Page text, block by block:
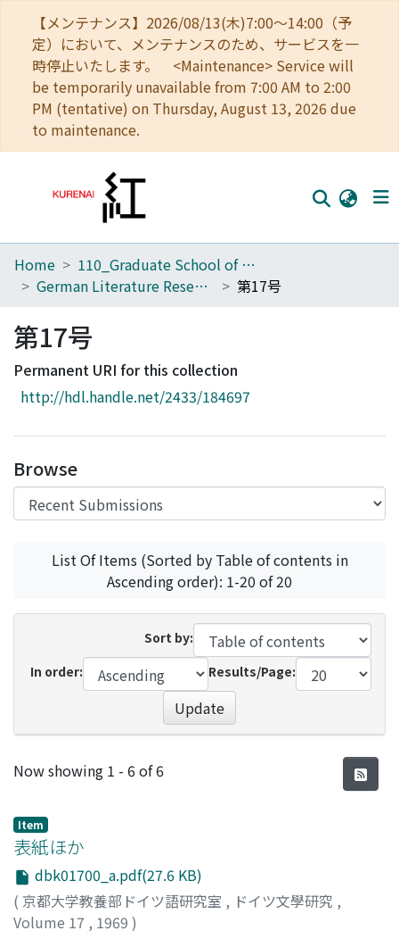
【メンテナンス】2026/08/13(木)7:00～14:00（予
定）において、メンテナンスのため、サービスを一
時停止いたします。 <Maintenance> Service will
be temporarily unavailable from 7:00 AM to 2:00
PM (tentative) on Thursday, August 13, 2026 due
to maintenance.
Home
Browse
Download Ranking
Access Statistics
Home
110_Graduate School of Human and Environmental Studies
German Literature Research
第17号
第17号
Permanent URI for this collection
http://hdl.handle.net/2433/184697
Browse
List Of Items (Sorted by Table of contents in
Ascending order): 1-20 of 20
Sort by:
In order:
Results/Page:
Update
Recent Submissions
Now showing 1 - 6 of 6
Item
表紙ほか
dbk01700_a.pdf(27.6 KB)
( 京都大学教養部ドイツ語研究室 , ドイツ文學研究 ,
Volume 17 , 1969 )